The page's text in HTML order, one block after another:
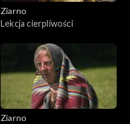
Ziarno
Lekcja cierpliwości
Ziarno